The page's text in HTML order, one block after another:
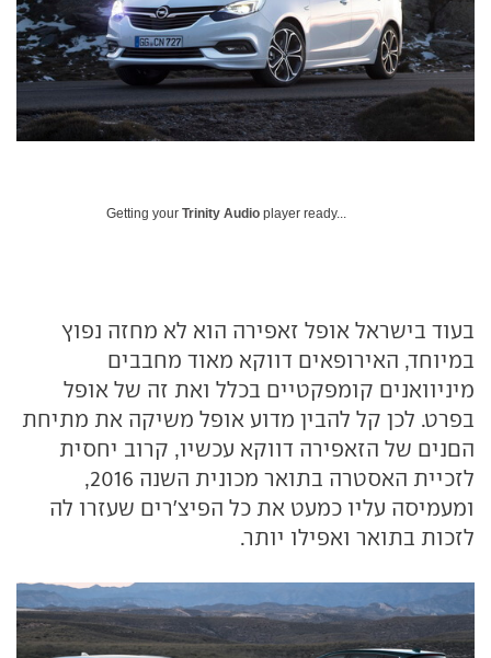
Getting your Trinity Audio player ready...
בעוד בישראל אופל זאפירה הוא לא מחזה נפוץ
במיוחד, האירופאים דווקא מאוד מחבבים
מיניוואנים קומפקטיים בכלל ואת זה של אופל
בפרט. לכן קל להבין מדוע אופל משיקה את מתיחת
הםנים של הזאפירה דווקא עכשיו, קרוב יחסית
לזכיית האסטרה בתואר מכונית השנה 2016,
ומעמיסה עליו כמעט את כל הפיצ'רים שעזרו לה
לזכות בתואר ואפילו יותר.